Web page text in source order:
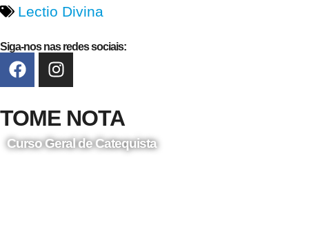
Lectio Divina
Siga-nos nas redes sociais:
TOME NOTA
Curso Geral de Catequista